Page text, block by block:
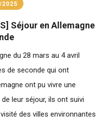
2025
Séjour en Allemagne
du 28 mars au 4 avril
de seconde qui ont
ont pu vivre une
leur séjour, ils ont suivi
des villes environnantes